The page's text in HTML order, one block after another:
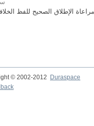
الإطلاق الصحيح للفظ
© 2002-2012
Duraspace